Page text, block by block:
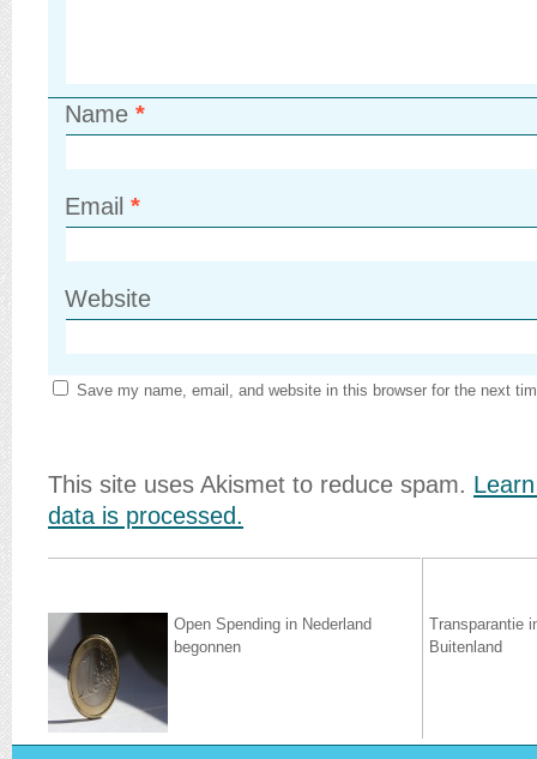
Name *
Email *
Website
Save my name, email, and website in this browser for the next
This site uses Akismet to reduce spam.
data is processed.
Open Spending in Nederland
begonnen
Transparantie
Buitenland